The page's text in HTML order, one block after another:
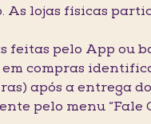
As lojas físicas
feitas pelo App ou
compras
após a entrega do
pelo menu “Fale